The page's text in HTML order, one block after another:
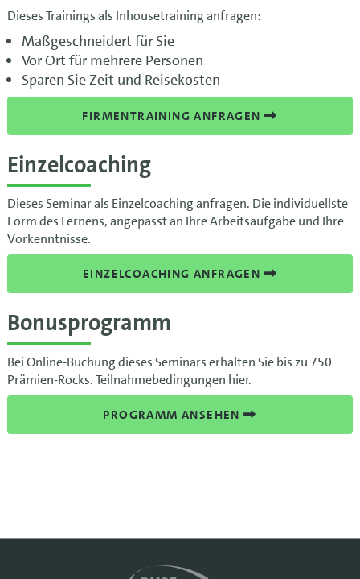
Dieses Trainings als Inhousetraining anfragen:
Maßgeschneidert für Sie
Vor Ort für mehrere Personen
Sparen Sie Zeit und Reisekosten
FIRMENTRAINING ANFRAGEN
Einzelcoaching
Dieses Seminar als Einzelcoaching anfragen. Die individuellste
Form des Lernens, angepasst an Ihre Arbeitsaufgabe und Ihre
Vorkenntnisse.
EINZELCOACHING ANFRAGEN
Bonusprogramm
Bei Online-Buchung dieses Seminars erhalten Sie bis zu 750
Prämien-Rocks. Teilnahmebedingungen hier.
PROGRAMM ANSEHEN